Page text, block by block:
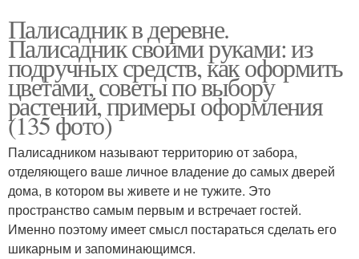
Палисадник в деревне.
Палисадник своими руками: из
подручных средств, как оформить
цветами, советы по выбору
растений, примеры оформления
(135 фото)
Палисадником называют территорию от забора,
отделяющего ваше личное владение до самых дверей
дома, в котором вы живете и не тужите. Это
пространство самым первым и встречает гостей.
Именно поэтому имеет смысл постараться сделать его
шикарным и запоминающимся.